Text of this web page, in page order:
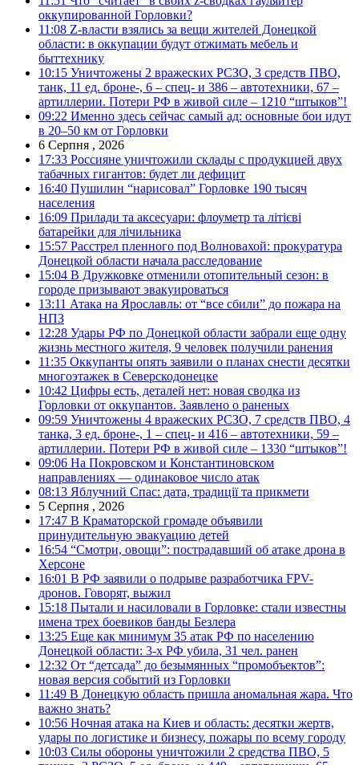
оккупированной Горловки?
11:08 Z-власти взялись за вещи жителей Донецкой
области: в оккупации будут отжимать мебель и
быттехнику
10:15 Уничтожены 2 вражеских РСЗО, 3 средств ПВО,
танк, 11 ед. броне-, 6 – спец- и 386 – автотехники, 67 –
артиллерии. Потери РФ в живой силе – 1210 “штыков”!
09:22 Именно здесь сейчас самый ад: основные бои идут
в 20–50 км от Горловки
6 Серпня , 2026
17:33 Россияне уничтожили склады с продукцией двух
табачных гигантов: будет ли дефицит
16:40 Пушилин “нарисовал” Горловке 190 тысяч
населения
16:09 Прилади та аксесуари: флоуметр та літієві
батарейки для лічильника
15:57 Расстрел пленного под Волновахой: прокуратура
Донецкой области начала расследование
15:04 В Дружковке отменили отопительный сезон: в
городе призывают эвакуироваться
13:11 Атака на Ярославль: от “все сбили” до пожара на
НПЗ
12:28 Удары РФ по Донецкой области забрали еще одну
жизнь местного жителя, 9 человек получили ранения
11:35 Оккупанты опять заявили о планах снести десятки
многоэтажек в Северскодонецке
10:42 Цифры есть, деталей нет: новая сводка из
Горловки от оккупантов. Заявлено о раненых
09:59 Уничтожены 4 вражеских РСЗО, 7 средств ПВО, 4
танка, 3 ед. броне-, 1 – спец- и 416 – автотехники, 59 –
артиллерии. Потери РФ в живой силе – 1330 “штыков”!
09:06 На Покровском и Константиновском
направлениях — одинаковое число атак
08:13 Яблучний Спас: дата, традиції та прикмети
5 Серпня , 2026
17:47 В Краматорской громаде объявили
принудительную эвакуацию детей
16:54 “Смотри, овощи”: пострадавший об атаке дрона в
Херсоне
16:01 В РФ заявили о подрыве разработчика FPV-
дронов. Говорят, выжил
15:18 Пытали и насиловали в Горловке: стали известны
имена трех боевиков банды Безлера
13:25 Еще как минимум 35 атак РФ по населению
Донецкой области: 3-х РФ убила, 31 чел. ранен
12:32 От “детсада” до безымянных “промобъектов”:
новая версия событий из Горловки
11:49 В Донецкую область пришла аномальная жара. Что
важно знать?
10:56 Ночная атака на Киев и область: десятки жертв,
удары по логистике и бизнесу, пожары по всему городу
10:03 Силы обороны уничтожили 2 средства ПВО, 5